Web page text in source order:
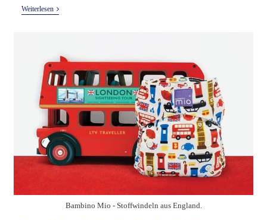
WeiterlesenTrinkst
Bambino Mio - Stoffwindeln aus England.